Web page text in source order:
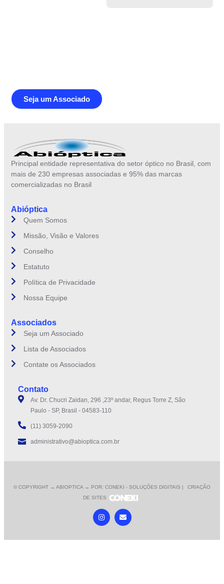
Seja um Associado
Principal entidade representativa do setor óptico no Brasil, com
mais de 230 empresas associadas e 95% das marcas
comercializadas no Brasil
Abióptica
Quem Somos
Missão, Visão e Valores
Conselho
Estatuto
Política de Privacidade
Nossa Equipe
Associados
Seja um Associado
Lista de Associados
Contate os Associados
Contato
Av. Dr. Chucri Zaidan, 296 ,23º andar, Regus Torre Z, São
Paulo - SP, Brasil - 04583-110
(11) 3059-2090
administrativo@abioptica.com.br
© COPYRIGHT → ABIOPTICA → POR: CONEKI - SOLUÇÕES DIGITAIS |
CRIAÇÃO
DE SITES